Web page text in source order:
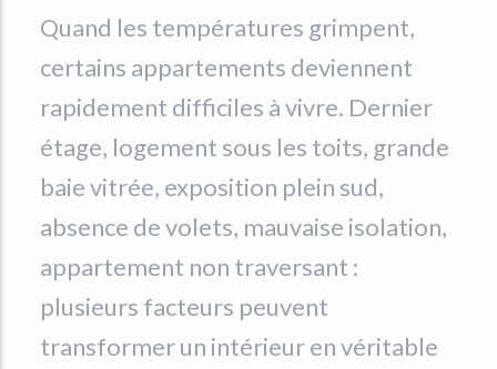
Quand les températures grimpent,
certains appartements deviennent
rapidement difficiles à vivre. Dernier
étage, logement sous les toits, grande
baie vitrée, exposition plein sud,
absence de volets, mauvaise isolation,
appartement non traversant :
plusieurs facteurs peuvent
transformer un intérieur en véritable